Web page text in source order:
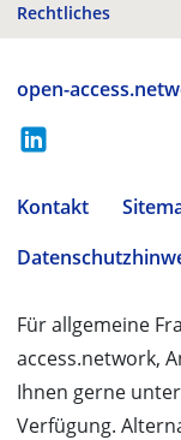
Rechtliches
open-
Kontakt
Für allgemeine
access.network,
Ihnen gerne unter
Verfügung.